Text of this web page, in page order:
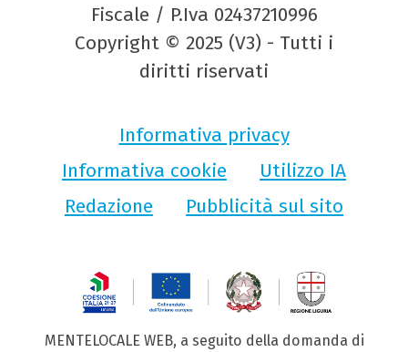
Fiscale / P.Iva 02437210996
Copyright © 2025 (V3) - Tutti i
diritti riservati
Informativa privacy
Informativa cookie
Utilizzo IA
Redazione
Pubblicità sul sito
MENTELOCALE WEB, a seguito della domanda di